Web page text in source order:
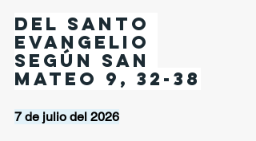
Del santo
Evangelio
según san
Mateo 9, 32-38
7 de julio del 2026